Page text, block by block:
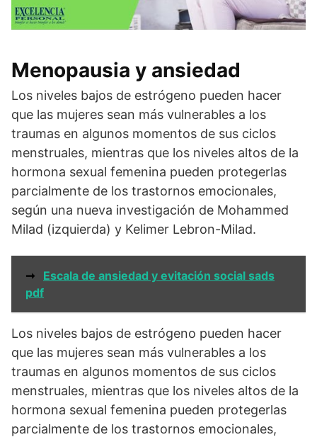
Menopausia y ansiedad
Los niveles bajos de estrógeno pueden hacer
que las mujeres sean más vulnerables a los
traumas en algunos momentos de sus ciclos
menstruales, mientras que los niveles altos de la
hormona sexual femenina pueden protegerlas
parcialmente de los trastornos emocionales,
según una nueva investigación de Mohammed
Milad (izquierda) y Kelimer Lebron-Milad.
➞
Escala de ansiedad y evitación social sads
pdf
Los niveles bajos de estrógeno pueden hacer
que las mujeres sean más vulnerables a los
traumas en algunos momentos de sus ciclos
menstruales, mientras que los niveles altos de la
hormona sexual femenina pueden protegerlas
parcialmente de los trastornos emocionales,